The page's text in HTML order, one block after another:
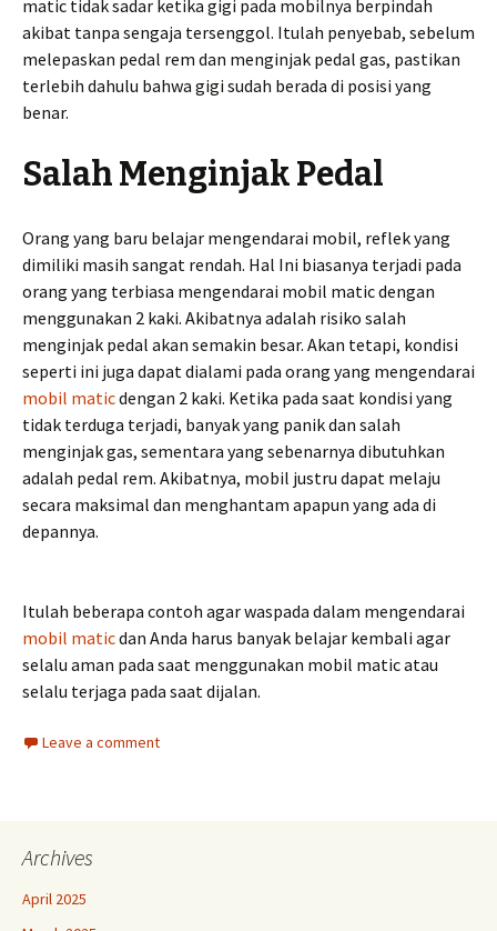
matic tidak sadar ketika gigi pada mobilnya berpindah
akibat tanpa sengaja tersenggol. Itulah penyebab, sebelum
melepaskan pedal rem dan menginjak pedal gas, pastikan
terlebih dahulu bahwa gigi sudah berada di posisi yang
benar.
Salah Menginjak Pedal
Orang yang baru belajar mengendarai mobil, reflek yang
dimiliki masih sangat rendah. Hal Ini biasanya terjadi pada
orang yang terbiasa mengendarai mobil matic dengan
menggunakan 2 kaki. Akibatnya adalah risiko salah
menginjak pedal akan semakin besar. Akan tetapi, kondisi
seperti ini juga dapat dialami pada orang yang mengendarai
mobil maticdengan 2 kaki. Ketika pada saat kondisi yang
tidak terduga terjadi, banyak yang panik dan salah
menginjak gas, sementara yang sebenarnya dibutuhkan
adalah pedal rem. Akibatnya, mobil justru dapat melaju
secara maksimal dan menghantam apapun yang ada di
depannya.
Itulah beberapa contoh agar waspada dalam mengendarai
mobil maticdan Anda harus banyak belajar kembali agar
selalu aman pada saat menggunakan mobil matic atau
selalu terjaga pada saat dijalan.
Leave a comment
Archives
April 2025